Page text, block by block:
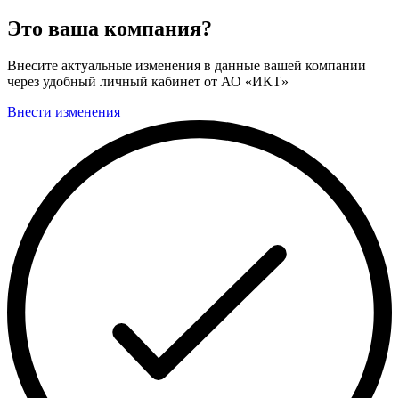
Это ваша компания?
Внесите актуальные изменения в данные вашей компании
через удобный личный кабинет от АО «ИКТ»
Внести изменения